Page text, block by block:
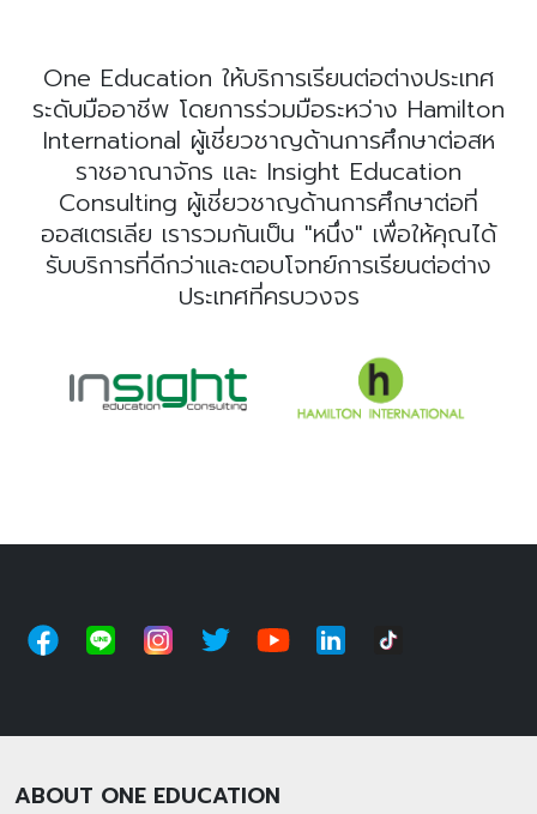
One Education ให้บริการเรียนต่อต่างประเทศ
ระดับมืออาชีพ โดยการร่วมมือระหว่าง Hamilton
International ผู้เชี่ยวชาญด้านการศึกษาต่อสห
ราชอาณาจักร และ Insight Education
Consulting ผู้เชี่ยวชาญด้านการศึกษาต่อที่
ออสเตรเลีย เรารวมกันเป็น "หนึ่ง" เพื่อให้คุณได้
รับบริการที่ดีกว่าและตอบโจทย์การเรียนต่อต่าง
ประเทศที่ครบวงจร
ABOUT ONE EDUCATION